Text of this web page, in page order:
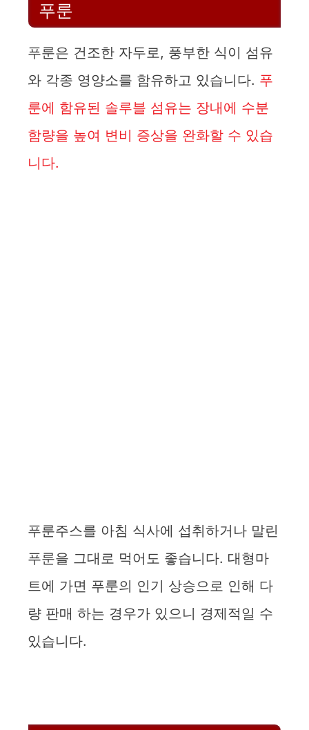
푸룬
푸룬은 건조한 자두로, 풍부한 식이 섬유
와 각종 영양소를 함유하고 있습니다. 푸
룬에 함유된 솔루블 섬유는 장내에 수분
함량을 높여 변비 증상을 완화할 수 있습
니다.
푸룬주스를 아침 식사에 섭취하거나 말린
푸룬을 그대로 먹어도 좋습니다. 대형마
트에 가면 푸룬의 인기 상승으로 인해 다
량 판매 하는 경우가 있으니 경제적일 수
있습니다.